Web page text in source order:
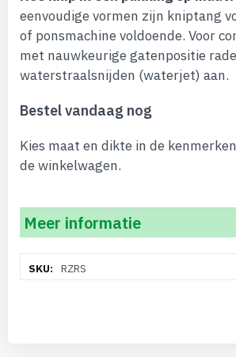
eenvoudige vormen zijn kniptang
of ponsmachine voldoende. Voor
met nauwkeurige gatenpositie
waterstraalsnijden (waterjet) aan.
Bestel vandaag nog
Kies maat en dikte in de
de winkelwagen.
Meer informatie
informatieRZRS